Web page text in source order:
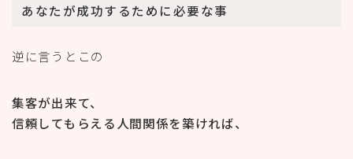
あなたが成功するために必要な事
逆に言うとこの
集客が出来て、
信頼してもらえる人間関係を築ければ、